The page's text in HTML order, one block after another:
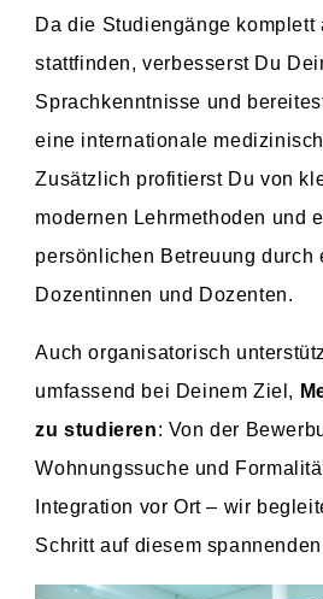
Da die Studiengänge komplett
stattfinden, verbesserst Du
Sprachkenntnisse und
eine internationale
Zusätzlich profitierst Du von
modernen Lehrmethoden und
persönlichen Betreuung durch
Dozentinnen und Dozenten.
Auch organisatorisch
umfassend bei Deinem Ziel,
zu studieren: Von der
Wohnungssuche und
Integration vor Ort – wir
Schritt auf diesem